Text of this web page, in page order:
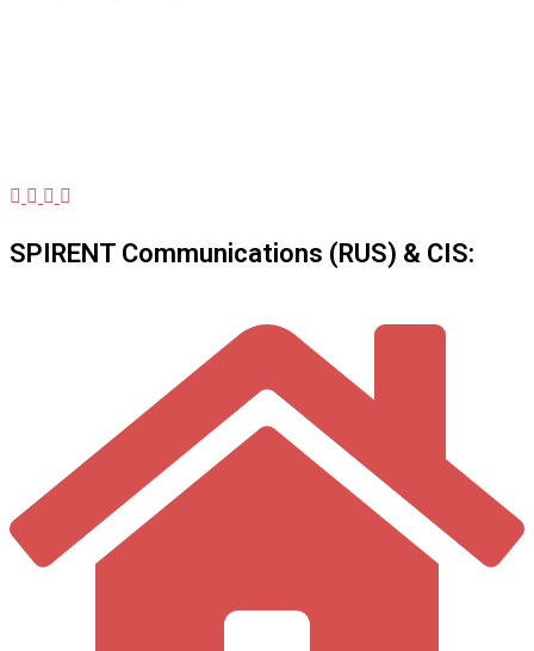
SPIRENT Communications (RUS) & CIS: